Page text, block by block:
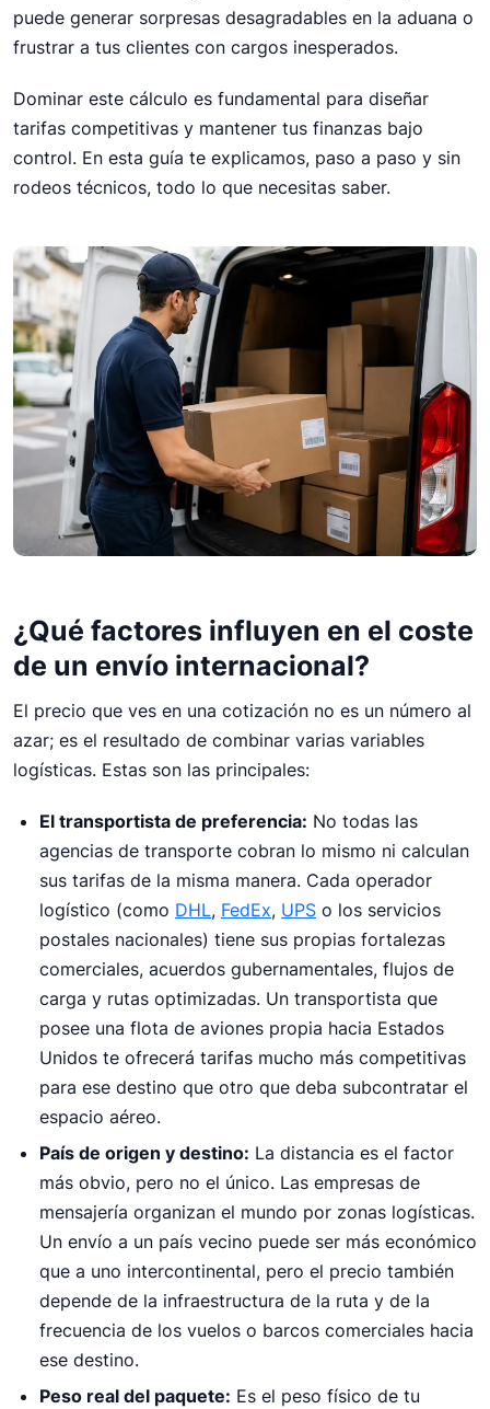
puede generar sorpresas desagradables en la aduana o
frustrar a tus clientes con cargos inesperados.
Dominar este cálculo es fundamental para diseñar
tarifas competitivas y mantener tus finanzas bajo
control. En esta guía te explicamos, paso a paso y sin
rodeos técnicos, todo lo que necesitas saber.
¿Qué factores influyen en el coste
de un envío internacional?
El precio que ves en una cotización no es un número al
azar; es el resultado de combinar varias variables
logísticas. Estas son las principales:
El transportista de preferencia: No todas las
agencias de transporte cobran lo mismo ni calculan
sus tarifas de la misma manera. Cada operador
logístico (como DHL, FedEx, UPS o los servicios
postales nacionales) tiene sus propias fortalezas
comerciales, acuerdos gubernamentales, flujos de
carga y rutas optimizadas. Un transportista que
posee una flota de aviones propia hacia Estados
Unidos te ofrecerá tarifas mucho más competitivas
para ese destino que otro que deba subcontratar el
espacio aéreo.
País de origen y destino: La distancia es el factor
más obvio, pero no el único. Las empresas de
mensajería organizan el mundo por zonas logísticas.
Un envío a un país vecino puede ser más económico
que a uno intercontinental, pero el precio también
depende de la infraestructura de la ruta y de la
frecuencia de los vuelos o barcos comerciales hacia
ese destino.
Peso real del paquete: Es el peso físico de tu